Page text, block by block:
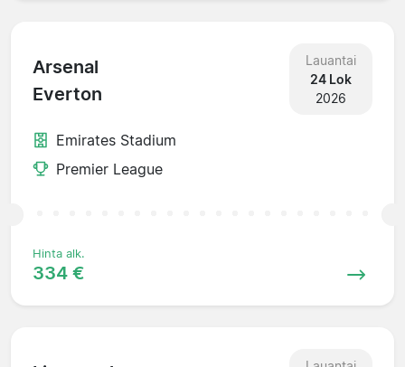
Arsenal
Everton
Lauantai
24 Lok
2026
Emirates Stadium
Premier League
Hinta alk.
334 €